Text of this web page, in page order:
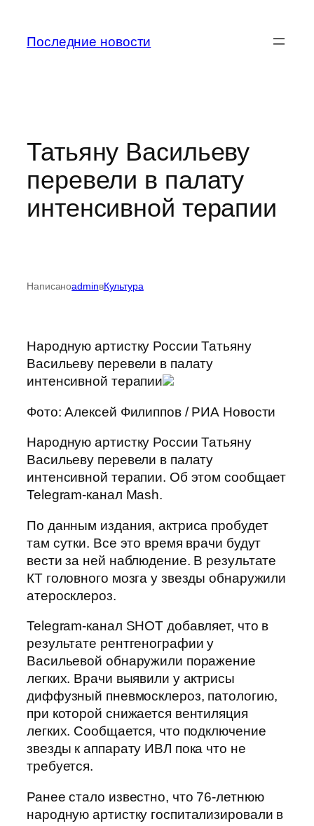
содержимому
Последние новости
Татьяну Васильеву
перевели в палату
интенсивной терапии
НаписаноadminвКультура
Народную артистку России Татьяну
Васильеву перевели в палату
интенсивной терапии
Фото: Алексей Филиппов / РИА Новости
Народную артистку России Татьяну
Васильеву перевели в палату
интенсивной терапии. Об этом сообщает
Telegram-канал Mash.
По данным издания, актриса пробудет
там сутки. Все это время врачи будут
вести за ней наблюдение. В результате
КТ головного мозга у звезды обнаружили
атеросклероз.
Telegram-канал SHOT добавляет, что в
результате рентгенографии у
Васильевой обнаружили поражение
легких. Врачи выявили у актрисы
диффузный пневмосклероз, патологию,
при которой снижается вентиляция
легких. Сообщается, что подключение
звезды к аппарату ИВЛ пока что не
требуется.
Ранее стало известно, что 76-летнюю
народную артистку госпитализировали в